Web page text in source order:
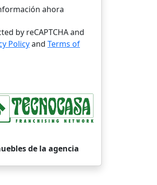
ahora
by reCAPTCHA and
Policyand Terms of
de la agencia